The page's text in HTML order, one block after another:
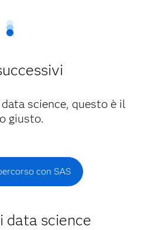
science, questo è il
giusto.
con SAS
data science